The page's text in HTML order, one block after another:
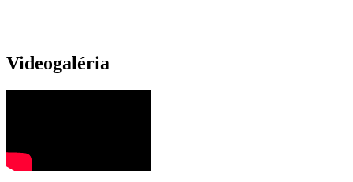
Videogaléria